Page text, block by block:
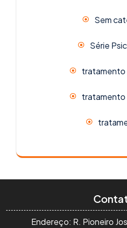
Sem
Série
tratamento
Endereço: R. Pioneiro